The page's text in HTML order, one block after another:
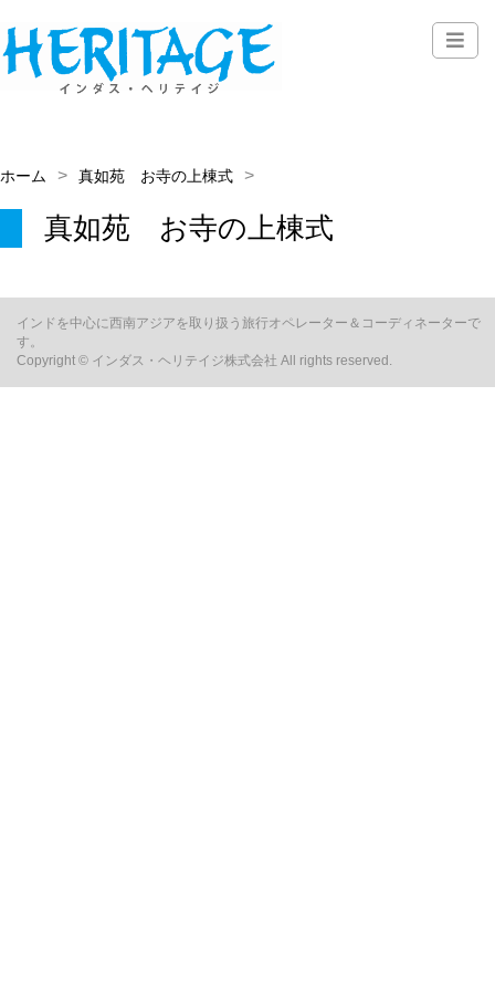
ホーム 真如苑 お寺の上棟式
真如苑 お寺の上棟式
インドを中心に西南アジアを取り扱う旅行オペレーター＆コーディネーターで
す。
Copyright © インダス・ヘリテイジ株式会社 All rights reserved.